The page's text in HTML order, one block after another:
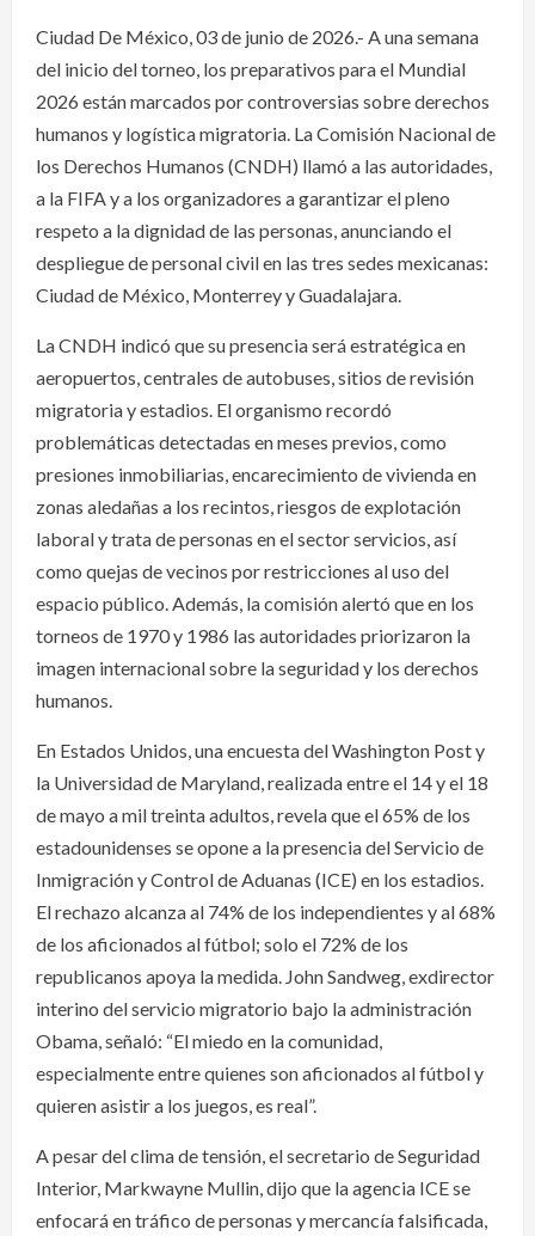
Ciudad De México, 03 de junio de 2026.- A una semana
del inicio del torneo, los preparativos para el Mundial
2026 están marcados por controversias sobre derechos
humanos y logística migratoria. La Comisión Nacional de
los Derechos Humanos (CNDH) llamó a las autoridades,
a la FIFA y a los organizadores a garantizar el pleno
respeto a la dignidad de las personas, anunciando el
despliegue de personal civil en las tres sedes mexicanas:
Ciudad de México, Monterrey y Guadalajara.
La CNDH indicó que su presencia será estratégica en
aeropuertos, centrales de autobuses, sitios de revisión
migratoria y estadios. El organismo recordó
problemáticas detectadas en meses previos, como
presiones inmobiliarias, encarecimiento de vivienda en
zonas aledañas a los recintos, riesgos de explotación
laboral y trata de personas en el sector servicios, así
como quejas de vecinos por restricciones al uso del
espacio público. Además, la comisión alertó que en los
torneos de 1970 y 1986 las autoridades priorizaron la
imagen internacional sobre la seguridad y los derechos
humanos.
En Estados Unidos, una encuesta del Washington Post y
la Universidad de Maryland, realizada entre el 14 y el 18
de mayo a mil treinta adultos, revela que el 65% de los
estadounidenses se opone a la presencia del Servicio de
Inmigración y Control de Aduanas (ICE) en los estadios.
El rechazo alcanza al 74% de los independientes y al 68%
de los aficionados al fútbol; solo el 72% de los
republicanos apoya la medida. John Sandweg, exdirector
interino del servicio migratorio bajo la administración
Obama, señaló: “El miedo en la comunidad,
especialmente entre quienes son aficionados al fútbol y
quieren asistir a los juegos, es real”.
A pesar del clima de tensión, el secretario de Seguridad
Interior, Markwayne Mullin, dijo que la agencia ICE se
enfocará en tráfico de personas y mercancía falsificada,